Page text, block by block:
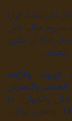
لم تتخذ قرارا
مطروح حاليا على
آملا أن يكون
العمل.
والأزمة
العنف والتحرش
والدولي، ما
يحتّم المصادقة على الاتفاقية رقم 190، وتعزيز تدابير